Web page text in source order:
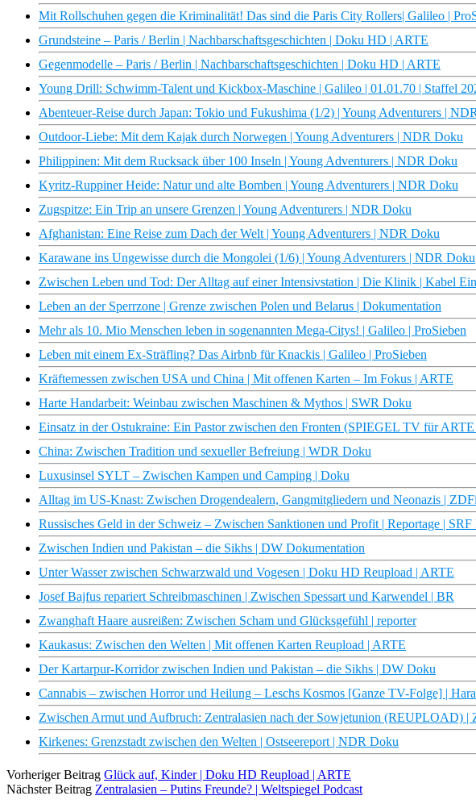
Mit Rollschuhen gegen die Kriminalität! Das sind die Paris City Rollers| Galileo |
Grundsteine – Paris / Berlin | Nachbarschaftsgeschichten | Doku HD | ARTE
Gegenmodelle – Paris / Berlin | Nachbarschaftsgeschichten | Doku HD | ARTE
Young Drill: Schwimm-Talent und Kickbox-Maschine | Galileo | 01.01.70 | Staffel
Abenteuer-Reise durch Japan: Tokio und Fukushima (1/2) | Young Adventurers |
Outdoor-Liebe: Mit dem Kajak durch Norwegen | Young Adventurers | NDR Doku
Philippinen: Mit dem Rucksack über 100 Inseln | Young Adventurers | NDR Doku
Kyritz-Ruppiner Heide: Natur und alte Bomben | Young Adventurers | NDR Doku
Zugspitze: Ein Trip an unsere Grenzen | Young Adventurers | NDR Doku
Afghanistan: Eine Reise zum Dach der Welt | Young Adventurers | NDR Doku
Karawane ins Ungewisse durch die Mongolei (1/6) | Young Adventurers | NDR Doku
Zwischen Leben und Tod: Der Alltag auf einer Intensivstation | Die Klinik | Kabel
Leben an der Sperrzone | Grenze zwischen Polen und Belarus | Dokumentation
Mehr als 10. Mio Menschen leben in sogenannten Mega-Citys! | Galileo | ProSieben
Leben mit einem Ex-Sträfling? Das Airbnb für Knackis | Galileo | ProSieben
Kräftemessen zwischen USA und China | Mit offenen Karten – Im Fokus | ARTE
Harte Handarbeit: Weinbau zwischen Maschinen & Mythos | SWR Doku
Einsatz in der Ostukraine: Ein Pastor zwischen den Fronten (SPIEGEL TV für
China: Zwischen Tradition und sexueller Befreiung | WDR Doku
Luxusinsel SYLT – Zwischen Kampen und Camping | Doku
Alltag im US-Knast: Zwischen Drogendealern, Gangmitgliedern und Neonazis |
Russisches Geld in der Schweiz – Zwischen Sanktionen und Profit | Reportage |
Zwischen Indien und Pakistan – die Sikhs | DW Dokumentation
Unter Wasser zwischen Schwarzwald und Vogesen | Doku HD Reupload | ARTE
Josef Bajfus repariert Schreibmaschinen | Zwischen Spessart und Karwendel | BR
Zwanghaft Haare ausreißen: Zwischen Scham und Glücksgefühl | reporter
Kaukasus: Zwischen den Welten | Mit offenen Karten Reupload | ARTE
Der Kartarpur-Korridor zwischen Indien und Pakistan – die Sikhs | DW Doku
Cannabis – zwischen Horror und Heilung – Leschs Kosmos [Ganze TV-Folge] |
Zwischen Armut und Aufbruch: Zentralasien nach der Sowjetunion (REUPLOAD) |
Kirkenes: Grenzstadt zwischen den Welten | Ostseereport | NDR Doku
Vorheriger Beitrag Glück auf, Kinder | Doku HD Reupload | ARTE
Nächster Beitrag Zentralasien – Putins Freunde? | Weltspiegel Podcast